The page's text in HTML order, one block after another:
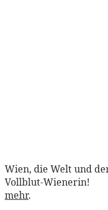
Wien, die Welt und
Vollblut-Wienerin!
mehr.